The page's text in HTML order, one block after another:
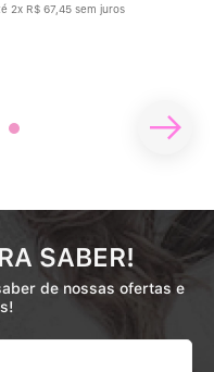
2x R$ 67 45 sem juros
SABER!
de nossas ofertas e